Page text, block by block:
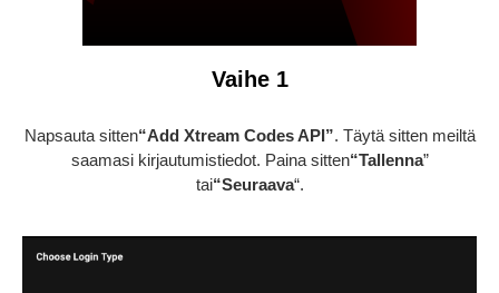
Vaihe 1
Napsauta sitten“Add Xtream Codes API”. Täytä sitten meiltä
saamasi kirjautumistiedot. Paina sitten“Tallenna”
tai“Seuraava“.